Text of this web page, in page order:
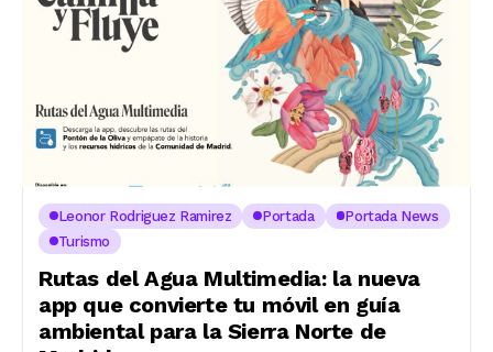
Leonor Rodriguez Ramirez Portada
Portada News
Turismo
Rutas del Agua Multimedia: la nueva
app que convierte tu móvil en guía
ambiental para la Sierra Norte de